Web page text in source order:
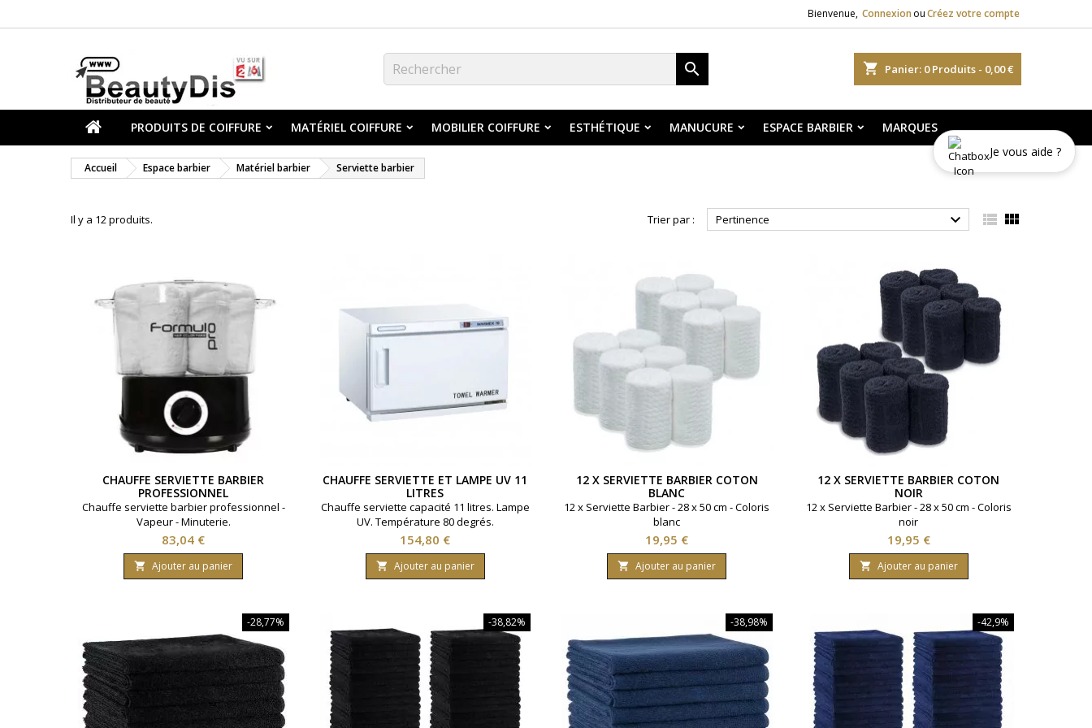
Bienvenue, Connexion ouCréez votre compte
shopping_cart Panier: 0Produits - 0,00 €

PRODUITS DE COIFFURE MATÉRIEL COIFFURE MOBILIER COIFFURE ESTHÉTIQUE MANUCURE ESPACE BARBIER MARQUES
Accueil Espace barbier Matériel barbier Serviette barbier
Il y a 12 produits. Trier par : Pertinence   
CHAUFFE SERVIETTE BARBIER
PROFESSIONNEL
Chauffe serviette barbier professionnel -
Vapeur - Minuterie.
Prix
83,04 €
 Ajouter au panier
CHAUFFE SERVIETTE ET LAMPE UV 11
LITRES
Chauffe serviette capacité 11 litres. Lampe
UV. Température 80 degrés.
Prix
154,80 €
 Ajouter au panier
12 X SERVIETTE BARBIER COTON
BLANC
12 x Serviette Barbier - 28 x 50 cm - Coloris
blanc
Prix
19,95 €
 Ajouter au panier
12 X SERVIETTE BARBIER COTON
NOIR
12 x Serviette Barbier - 28 x 50 cm - Coloris
noir
Prix
19,95 €
 Ajouter au panier
-28,77% -38,82% -38,98% -42,9%
Je vous aide ?